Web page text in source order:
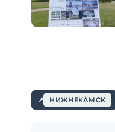
НИЖНЕКАМСК